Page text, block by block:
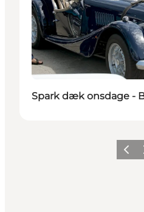
Spark dæk onsdage -